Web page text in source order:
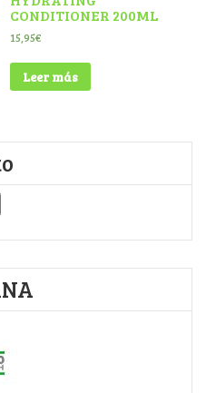
CONDITIONER 200ML
15,95€
Leer más